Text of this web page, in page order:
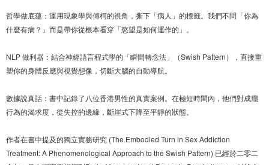
哲學做底蘊：運用現象學與傅柯的視角，撕下「病人」的標籤。我們不問「你為
什麼有病？」而是帶你從根本看穿「慾望是如何運作的」。
NLP 做利器：結合神經語言程式學的「瞬間轉念法」（Swish Pattern），直接重
塑你的身體反應與視覺想像，切斷大腦的自動導航。
數據說真話：書中記錄了八位香港男性的真實案例。在極短時間內，他們對成癮
行為的渴求度，從失控的邊緣，斷崖式下降至平靜的狀態。
作者在書中提及的獨立實務研究 (The Embodied Turn in Sex Addiction
Treatment: A Phenomenological Approach to the Swish Pattern) 已經於二零二